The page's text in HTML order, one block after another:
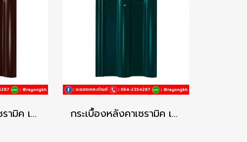
กระเบื้องหลังคาเซรามิค เอสซีจี รุ่นเอ็กซ์เซลล่า คลาสสิค สีทิมเบอร์ บราวน์ กระเบื้องหลังคาเซรามิค เอสซีจี รุ่นเอ็กซ์เซลล่า คลาสสิค สีกรีน เพริดอท